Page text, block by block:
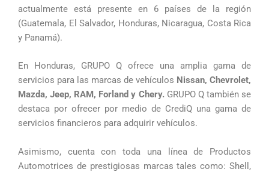
actualmente está presente en 6 países de la región
(Guatemala, El Salvador, Honduras, Nicaragua, Costa Rica
y Panamá).
En Honduras, GRUPO Q ofrece una amplia gama de
servicios para las marcas de vehículos Nissan, Chevrolet,
Mazda, Jeep, RAM, Forland y Chery.GRUPO Q también se
destaca por ofrecer por medio de CrediQ una gama de
servicios financieros para adquirir vehículos.
Asimismo, cuenta con toda una línea de Productos
Automotrices de prestigiosas marcas tales como: Shell,